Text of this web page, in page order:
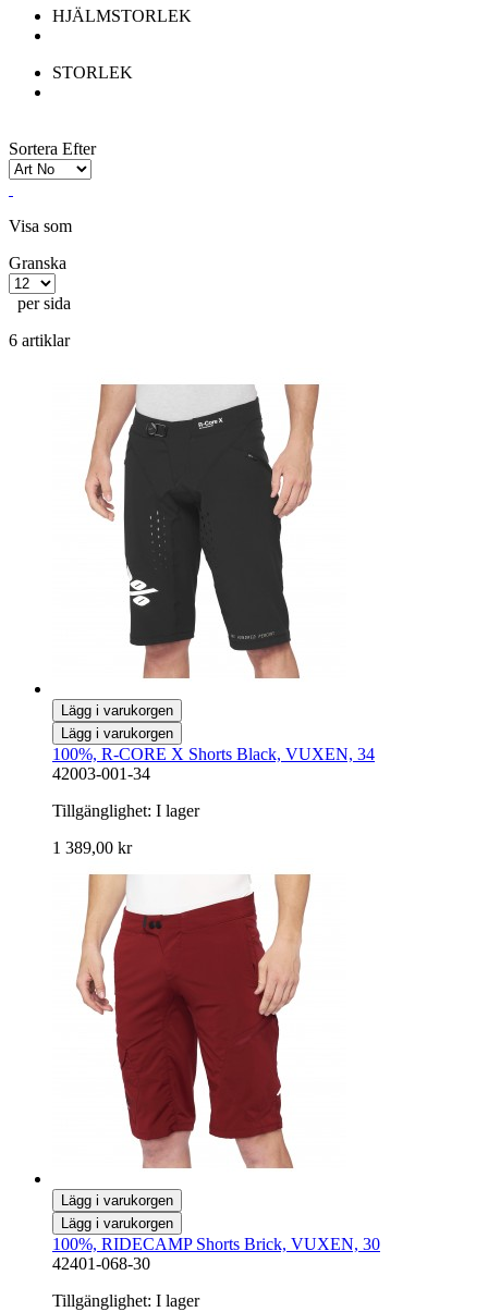
HJÄLMSTORLEK
STORLEK
Sortera Efter
Visa som
Granska
per sida
6 artiklar
Lägg i varukorgen
Lägg i varukorgen
100%, R-CORE X Shorts Black, VUXEN, 34
42003-001-34
Tillgänglighet: I lager
1 389,00 kr
Lägg i varukorgen
Lägg i varukorgen
100%, RIDECAMP Shorts Brick, VUXEN, 30
42401-068-30
Tillgänglighet: I lager